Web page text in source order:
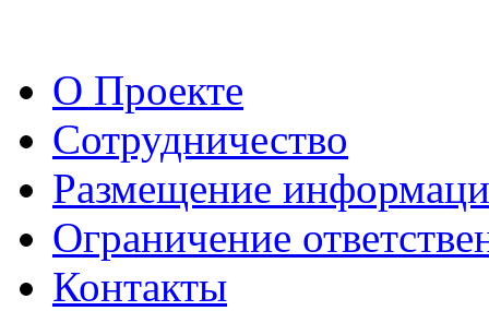
О Проекте
Сотрудничество
Размещение
Ограничение
Контакты